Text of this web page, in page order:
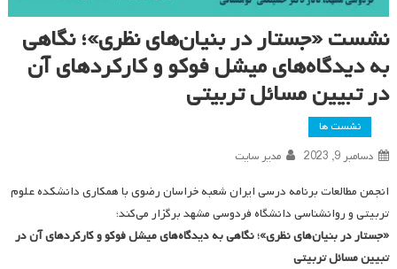
نشست «جستار در بنیان‌های نظری»؛ نگاهی
به دیدگاه‌های میشل فوکو و کارکردهای آن
در تبیین مسائل تربیتی
نشست ها
دسامبر 9, 2023 مدیر سایت
انجمن مطالعات برنامه درسی ایران شعبه خراسان رضوی با همکاری دانشکده علوم
تربیتی و روانشناسی دانشگاه فردوسی مشهد برگزار می‌کند؛
«جستار در بنیان‌های نظری»؛ نگاهی به دیدگاه‌های میشل فوکو و کارکردهای آن در
تبیین مسائل تربیتی